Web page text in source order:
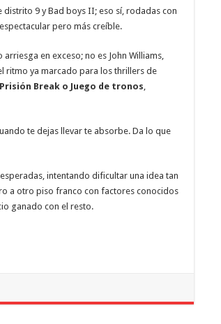
distrito 9 y Bad boys II; eso sí, rodadas con
pero más creíble.
en exceso; no es John Williams,
ritmo ya marcado para los thrillers de
Prisión Break o Juego de tronos,
te dejas llevar te absorbe. Da lo que
intentando dificultar una idea tan
a otro piso franco con factores conocidos
ganado con el resto.